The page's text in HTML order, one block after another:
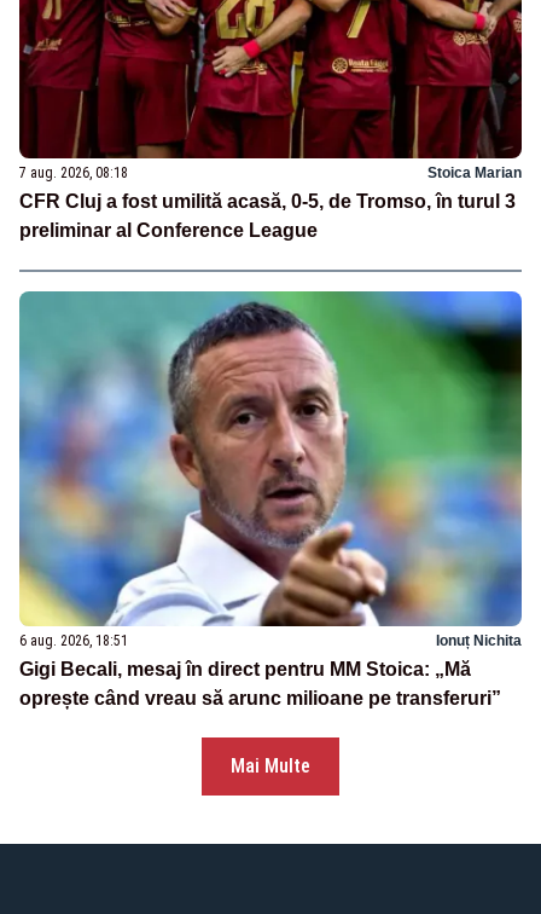
7 aug. 2026, 08:18 Stoica Marian
CFR Cluj a fost umilită acasă, 0-5, de Tromso, în turul 3
preliminar al Conference League
6 aug. 2026, 18:51 Ionuț Nichita
Gigi Becali, mesaj în direct pentru MM Stoica: „Mă
oprește când vreau să arunc milioane pe transferuri”
Mai Multe